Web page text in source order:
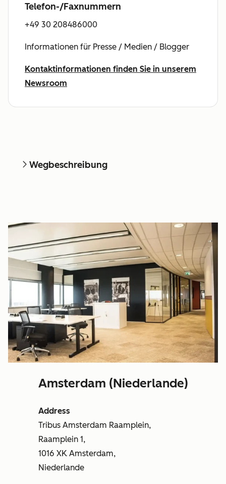
Telefon-/Faxnummern
+49 30 208486000
Informationen für Presse / Medien / Blogger
Kontaktinformationen finden Sie in unserem
Newsroom
Wegbeschreibung
Amsterdam (Niederlande)
Address
Tribus Amsterdam Raamplein,
Raamplein 1,
1016 XK Amsterdam,
Niederlande